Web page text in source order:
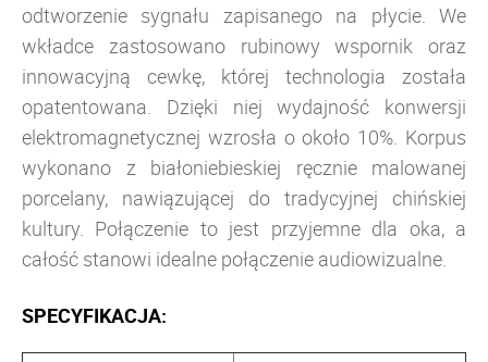
odtworzenie sygnału zapisanego na płycie. We
wkładce zastosowano rubinowy wspornik oraz
innowacyjną cewkę, której technologia została
opatentowana. Dzięki niej wydajność konwersji
elektromagnetycznej wzrosła o około 10%. Korpus
wykonano z białoniebieskiej ręcznie malowanej
porcelany, nawiązującej do tradycyjnej chińskiej
kultury. Połączenie to jest przyjemne dla oka, a
całość stanowi idealne połączenie audiowizualne.
SPECYFIKACJA: